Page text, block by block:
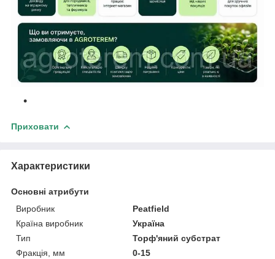
Приховати
Характеристики
Основні атрибути
Виробник
Peatfield
Країна виробник
Україна
Тип
Торф'яний субстрат
Фракція, мм
0-15